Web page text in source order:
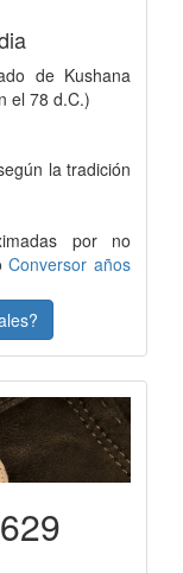
de Kushana
el 78 d.C.)
la tradición
por no
Conversor años